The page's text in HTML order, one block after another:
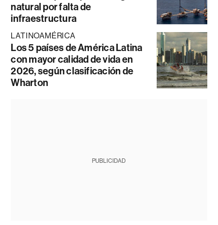
natural por falta de
infraestructura
LATINOAMÉRICA
Los 5 países de América Latina
con mayor calidad de vida en
2026, según clasificación de
Wharton
PUBLICIDAD